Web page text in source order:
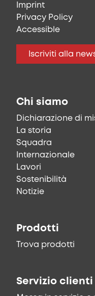
Imprint
Privacy Policy
Accessible
Iscriviti alla
Chi siamo
Dichiarazione di
La storia
Squadra
Internazionale
Lavori
Sostenibilità
Notizie
Prodotti
Trova prodotti
Servizio clienti